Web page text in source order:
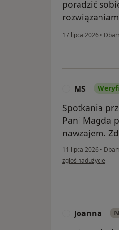
poradzić
17 lipca 2026 •
MS
Spotkania
Pani Magda
nawzajem.
11 lipca 2026 •
w opinii użytkownika
zgłoś nadużycie
Joanna